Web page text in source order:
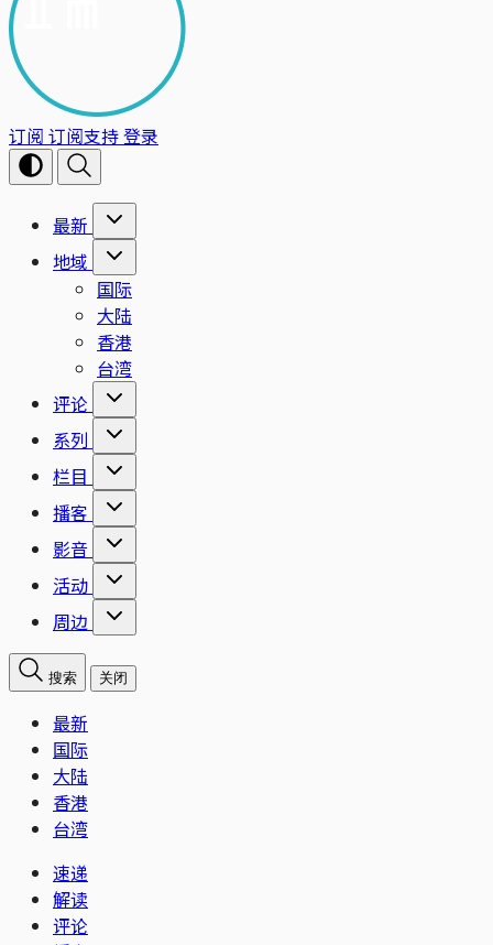
订阅 订阅支持登录
最新
地域
国际
大陆
香港
台湾
评论
系列
栏目
播客
影音
活动
周边
搜索 关闭
最新
国际
大陆
香港
台湾
速递
解读
评论